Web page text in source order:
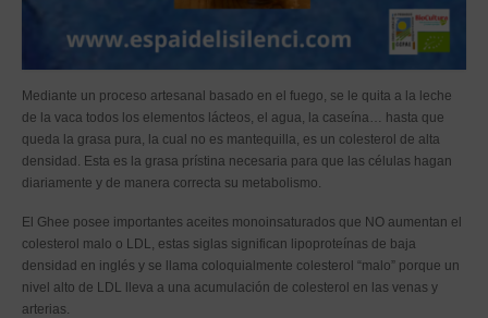
Mediante un proceso artesanal basado en el fuego, se le quita a la leche
de la vaca todos los elementos lácteos, el agua, la caseína… hasta que
queda la grasa pura, la cual no es mantequilla, es un colesterol de alta
densidad. Esta es la grasa prístina necesaria para que las células hagan
diariamente y de manera correcta su metabolismo.
El Ghee posee importantes aceites monoinsaturados que NO aumentan el
colesterol malo o LDL, estas siglas significan lipoproteínas de baja
densidad en inglés y se llama coloquialmente colesterol “malo” porque un
nivel alto de LDL lleva a una acumulación de colesterol en las venas y
arterias.